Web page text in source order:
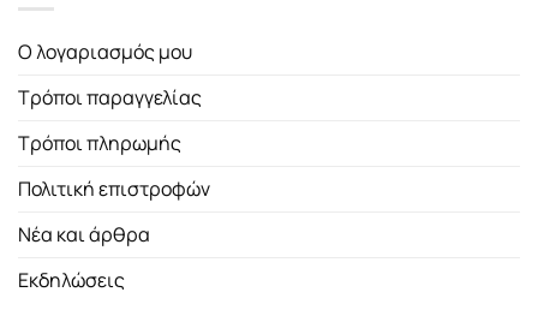
Ο λογαριασμός μου
Τρόποι παραγγελίας
Τρόποι πληρωμής
Πολιτική επιστροφών
Νέα και άρθρα
Εκδηλώσεις